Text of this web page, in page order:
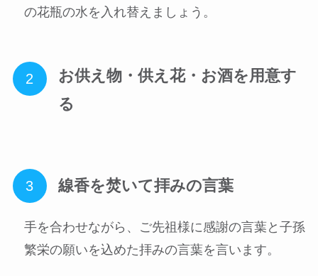
の花瓶の水を入れ替えましょう。
お供え物・供え花・お酒を用意す
る
線香を焚いて拝みの言葉
手を合わせながら、ご先祖様に感謝の言葉と子孫
繁栄の願いを込めた拝みの言葉を言います。